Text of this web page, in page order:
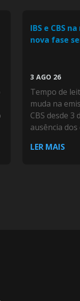
IBS e CBS
nova fase
3 AGO 26
Tempo de
muda na
CBS desde 3
ausência dos
LER MAIS